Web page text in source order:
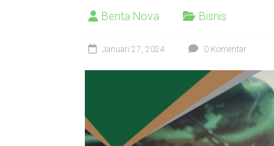
Berita Nova Bisnis
Januari 27, 2024 0 Komentar